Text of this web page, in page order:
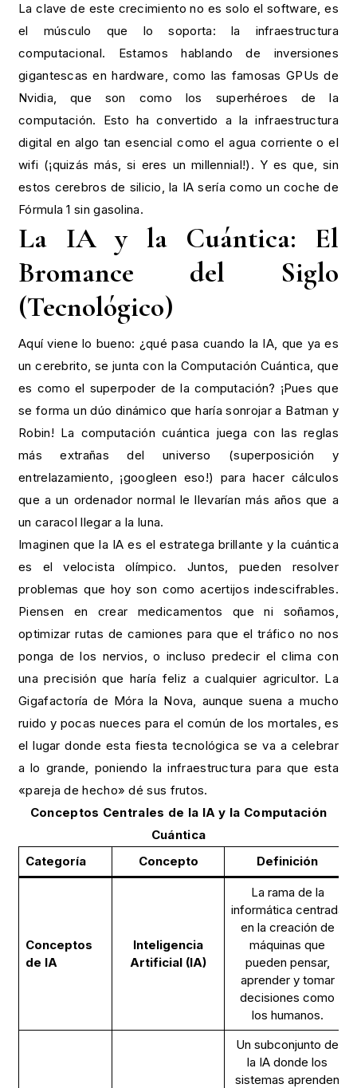
La clave de este crecimiento no es solo el software, es
el músculo que lo soporta: la infraestructura
computacional. Estamos hablando de inversiones
gigantescas en hardware, como las famosas GPUs de
Nvidia, que son como los superhéroes de la
computación. Esto ha convertido a la infraestructura
digital en algo tan esencial como el agua corriente o el
wifi (¡quizás más, si eres un millennial!). Y es que, sin
estos cerebros de silicio, la IA sería como un coche de
Fórmula 1 sin gasolina.
La IA y la Cuántica: El
Bromance del Siglo
(Tecnológico)
Aquí viene lo bueno: ¿qué pasa cuando la IA, que ya es
un cerebrito, se junta con la Computación Cuántica, que
es como el superpoder de la computación? ¡Pues que
se forma un dúo dinámico que haría sonrojar a Batman y
Robin! La computación cuántica juega con las reglas
más extrañas del universo (superposición y
entrelazamiento, ¡googleen eso!) para hacer cálculos
que a un ordenador normal le llevarían más años que a
un caracol llegar a la luna.
Imaginen que la IA es el estratega brillante y la cuántica
es el velocista olímpico. Juntos, pueden resolver
problemas que hoy son como acertijos indescifrables.
Piensen en crear medicamentos que ni soñamos,
optimizar rutas de camiones para que el tráfico no nos
ponga de los nervios, o incluso predecir el clima con
una precisión que haría feliz a cualquier agricultor. La
Gigafactoría de Móra la Nova, aunque suena a mucho
ruido y pocas nueces para el común de los mortales, es
el lugar donde esta fiesta tecnológica se va a celebrar
a lo grande, poniendo la infraestructura para que esta
«pareja de hecho» dé sus frutos.
Conceptos Centrales de la IA y la Computación
Cuántica
Categoría
Concepto Definición
Conceptos
de IA
Inteligencia
Artificial (IA)
La rama de la
informática centrada
en la creación de
máquinas que
pueden pensar,
aprender y tomar
decisiones como
los humanos.
Un subconjunto de
la IA donde los
sistemas aprenden